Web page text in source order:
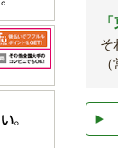
そ